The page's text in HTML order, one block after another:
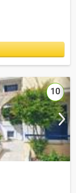
10